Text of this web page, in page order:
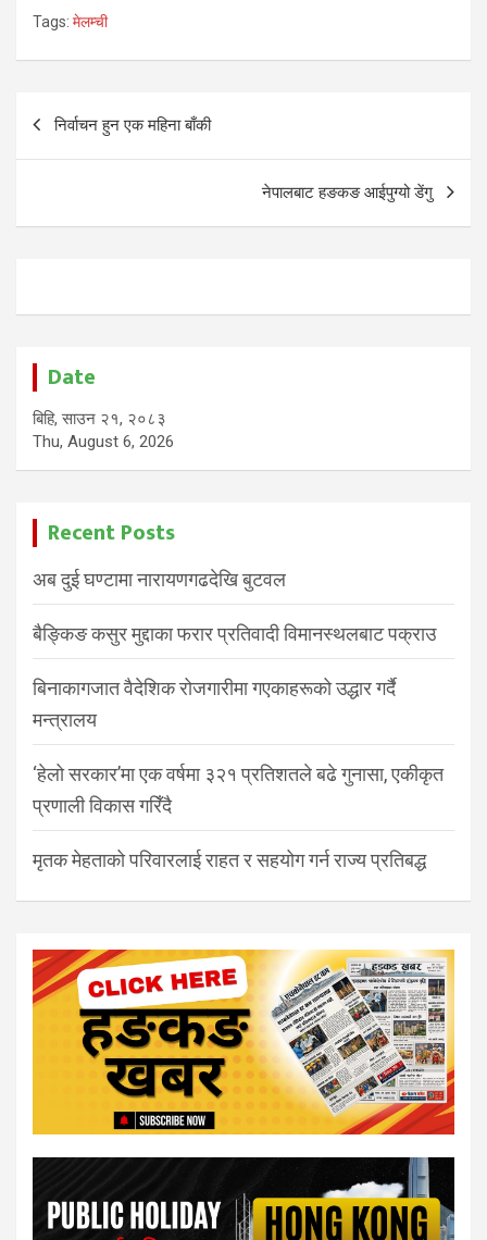
Tags: मेलम्ची
Post
navigation
निर्वाचन हुन एक महिना बाँकी
नेपालबाट हङकङ आईपुग्यो डेंगु
Date
बिहि, साउन २१, २०८३
Thu, August 6, 2026
Recent Posts
अब दुई घण्टामा नारायणगढदेखि बुटवल
बैङ्किङ कसुर मुद्दाका फरार प्रतिवादी विमानस्थलबाट पक्राउ
बिनाकागजात वैदेशिक रोजगारीमा गएकाहरूको उद्धार गर्दै
मन्त्रालय
‘हेलो सरकार’मा एक वर्षमा ३२१ प्रतिशतले बढे गुनासा, एकीकृत
प्रणाली विकास गरिँदै
मृतक मेहताको परिवारलाई राहत र सहयोग गर्न राज्य प्रतिबद्ध